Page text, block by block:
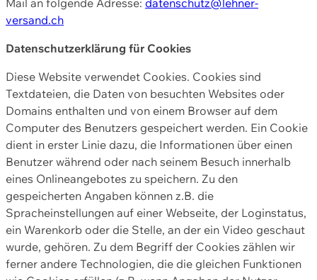
versand.ch
Datenschutzerklärung für Cookies
Diese Website verwendet Cookies. Cookies sind
Textdateien, die Daten von besuchten Websites oder
Domains enthalten und von einem Browser auf dem
Computer des Benutzers gespeichert werden. Ein Cookie
dient in erster Linie dazu, die Informationen über einen
Benutzer während oder nach seinem Besuch innerhalb
eines Onlineangebotes zu speichern. Zu den
gespeicherten Angaben können z.B. die
Spracheinstellungen auf einer Webseite, der Loginstatus,
ein Warenkorb oder die Stelle, an der ein Video geschaut
wurde, gehören. Zu dem Begriff der Cookies zählen wir
ferner andere Technologien, die die gleichen Funktionen